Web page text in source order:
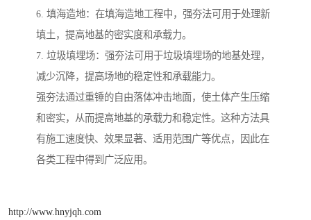
6. 填海造地：在填海造地工程中，强夯法可用于处理新
填土，提高地基的密实度和承载力。
7. 垃圾填埋场：强夯法可用于垃圾填埋场的地基处理，
减少沉降，提高场地的稳定性和承载能力。
强夯法通过重锤的自由落体冲击地面，使土体产生压缩
和密实，从而提高地基的承载力和稳定性。这种方法具
有施工速度快、效果显著、适用范围广等优点，因此在
各类工程中得到广泛应用。
http://www.hnyjqh.com